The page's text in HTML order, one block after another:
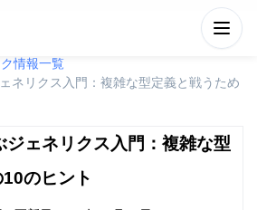
情報一覧
ネリクス入門：複雑な型定義と戦うため
ェネリクス入門：複雑な型
のヒント